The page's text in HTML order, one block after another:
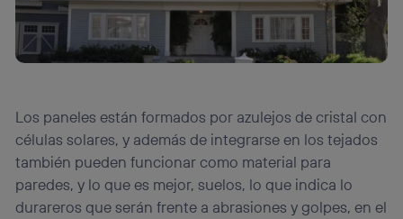
Los paneles están formados por azulejos de cristal con
células solares, y además de integrarse en los tejados
también pueden funcionar como material para
paredes, y lo que es mejor, suelos, lo que indica lo
durareros que serán frente a abrasiones y golpes, en el